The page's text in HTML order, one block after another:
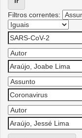
Filtros correntes: